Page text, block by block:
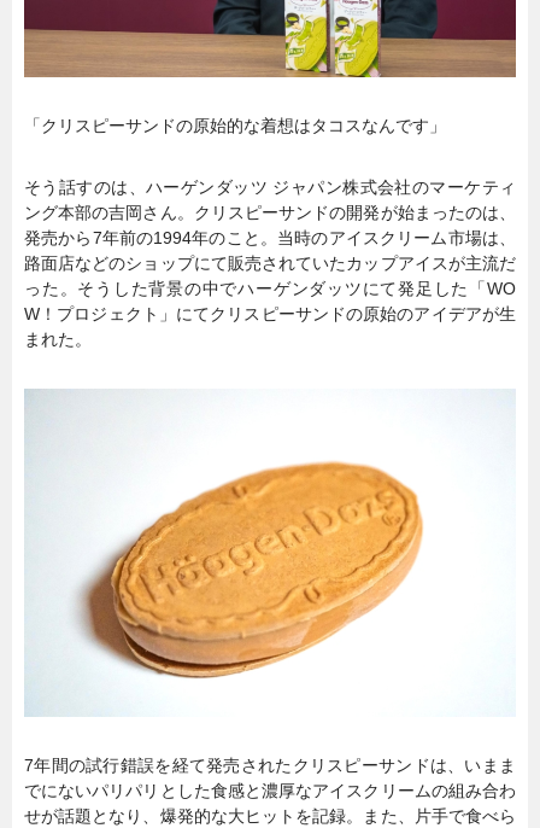
「クリスピーサンドの原始的な着想はタコスなんです」
そう話すのは、ハーゲンダッツ ジャパン株式会社のマーケティ
ング本部の吉岡さん。クリスピーサンドの開発が始まったのは、
発売から7年前の1994年のこと。当時のアイスクリーム市場は、
路面店などのショップにて販売されていたカップアイスが主流だ
った。そうした背景の中でハーゲンダッツにて発足した「WO
W！プロジェクト」にてクリスピーサンドの原始のアイデアが生
まれた。
7年間の試行錯誤を経て発売されたクリスピーサンドは、いまま
でにないパリパリとした食感と濃厚なアイスクリームの組み合わ
せが話題となり、爆発的な大ヒットを記録。また、片手で食べら